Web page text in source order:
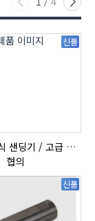
신품
강력한 이동식 샌딩기 / 고급 이태리 IBIX샌드블라스터
협의
신품